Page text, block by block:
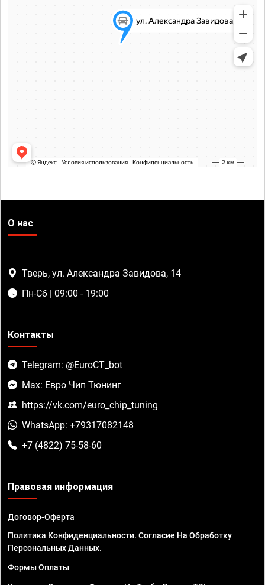
О нас
Тверь, ул. Александра Завидова, 14
Пн-Сб | 09:00 - 19:00
Контакты
Telegram: @EuroCT_bot
Max: Евро Чип Тюнинг
https://vk.com/euro_chip_tuning
WhatsApp: +79317082148
+7 (4822) 75-58-60
Правовая информация
Договор-Оферта
Политика Конфиденциальности. Согласие На Обработку
Персональных Данных.
Формы Оплаты